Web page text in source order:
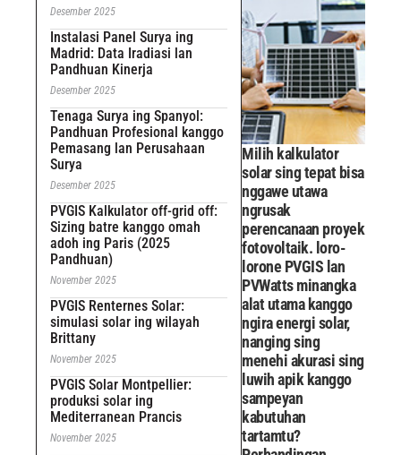
Desember 2025
Instalasi Panel Surya ing
Madrid: Data Iradiasi lan
Pandhuan Kinerja
Desember 2025
Tenaga Surya ing Spanyol:
Pandhuan Profesional kanggo
Pemasang lan Perusahaan
Surya
Desember 2025
PVGIS Kalkulator off-grid off:
Sizing batre kanggo omah
adoh ing Paris (2025
Pandhuan)
November 2025
PVGIS Renternes Solar:
simulasi solar ing wilayah
Brittany
November 2025
PVGIS Solar Montpellier:
produksi solar ing
Mediterranean Prancis
November 2025
Milih kalkulator
solar sing tepat bisa
nggawe utawa
ngrusak
perencanaan proyek
fotovoltaik. loro-
lorone PVGIS lan
PVWatts minangka
alat utama kanggo
ngira energi solar,
nanging sing
menehi akurasi sing
luwih apik kanggo
sampeyan
kabutuhan
tartamtu?